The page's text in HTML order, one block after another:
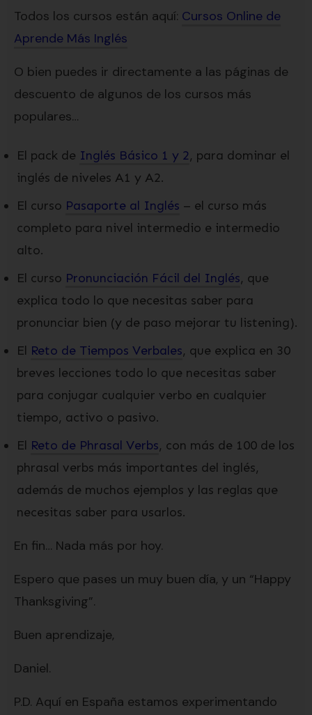
Todos los cursos están aquí: Cursos Online de
Aprende Más Inglés
O bien puedes ir directamente a las páginas de
descuento de algunos de los cursos más
populares…
El pack de Inglés Básico 1 y 2, para dominar el
inglés de niveles A1 y A2.
El curso Pasaporte al Inglés – el curso más
completo para nivel intermedio e intermedio
alto.
El curso Pronunciación Fácil del Inglés, que
explica todo lo que necesitas saber para
pronunciar bien (y de paso mejorar tu listening).
El Reto de Tiempos Verbales, que explica en 30
breves lecciones todo lo que necesitas saber
para conjugar cualquier verbo en cualquier
tiempo, activo o pasivo.
El Reto de Phrasal Verbs, con más de 100 de los
phrasal verbs más importantes del inglés,
además de muchos ejemplos y las reglas que
necesitas saber para usarlos.
En fin… Nada más por hoy.
Espero que pases un muy buen día, y un “Happy
Thanksgiving”.
Buen aprendizaje,
Daniel.
P.D. Aquí en España estamos experimentando